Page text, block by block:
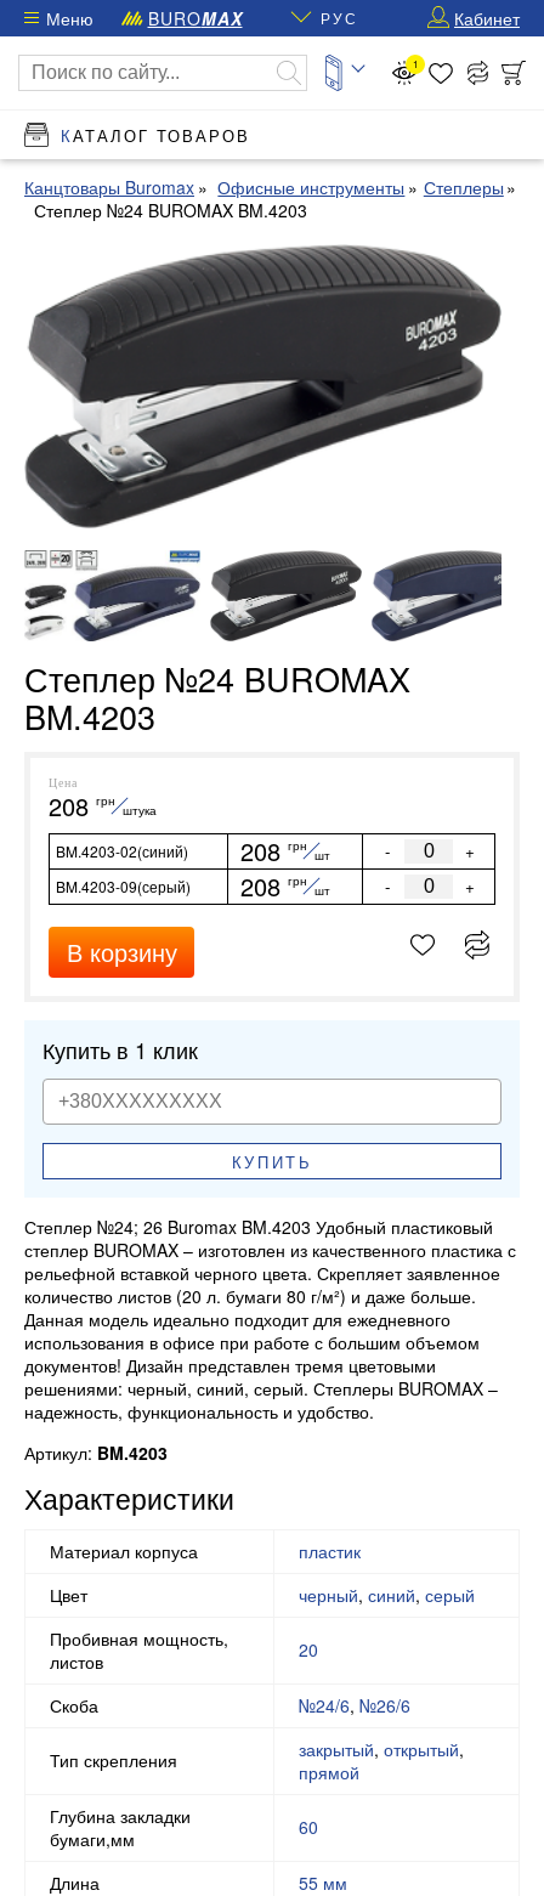
Меню BUROMAX РУС Кабинет
1
КАТАЛОГ ТОВАРОВ
Канцтовары Buromax Офисные инструменты
Степлеры
Степлер №24 BUROMAX BM.4203
Степлер №24 BUROMAX
BM.4203
Цена
208 грн
штука
BM.4203-02(синий) 208 грн
шт - +
BM.4203-09(серый) 208 грн
шт - +
В корзину
Купить в 1 клик
КУПИТЬ
Степлер №24; 26 Buromax BM.4203 Удобный пластиковый
степлер BUROMAX – изготовлен из качественного пластика с
рельефной вставкой черного цвета. Скрепляет заявленное
количество листов (20 л. бумаги 80 г/м²) и даже больше.
Данная модель идеально подходит для ежедневного
использования в офисе при работе с большим объемом
документов! Дизайн представлен тремя цветовыми
решениями: черный, синий, серый. Степлеры BUROMAX –
надежность, функциональность и удобство.
Артикул: BM.4203
Характеристики
Материал корпуса
пластик
Цвет
черный, синий, серый
Пробивная мощность,
листов
20
Скоба №24/6, №26/6
Тип скрепления закрытый, открытый,
прямой
Глубина закладки
бумаги,мм
60
Длина 55 мм